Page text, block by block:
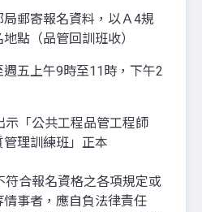
郵寄報名資料，以Ａ4規
點（品管回訓班收）
五上午9時至11時，下午2
「公共工程品管工程師
理訓練班」正本
合報名資格之各項規定或
事者，應自負法律責任